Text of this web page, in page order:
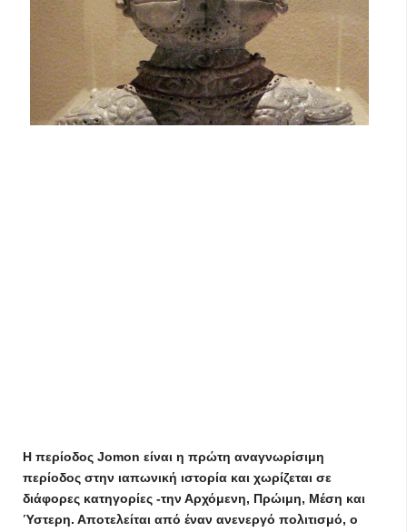
Η περίοδος Jomon είναι η πρώτη αναγνωρίσιμη
περίοδος στην ιαπωνική ιστορία και χωρίζεται σε
διάφορες κατηγορίες -την Αρχόμενη, Πρώιμη, Μέση και
Ύστερη. Αποτελείται από έναν ανενεργό πολιτισμό, ο